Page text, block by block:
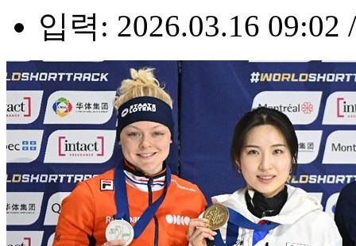
입력: 2026.03.16 09:02